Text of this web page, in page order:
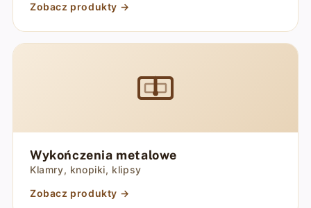
Zobacz produkty →
Wykończenia metalowe
Klamry, knopiki, klipsy
Zobacz produkty →